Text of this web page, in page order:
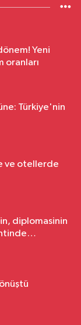
Yeni
oranları
Türkiye'nin
ve otellerde
diplomasinin